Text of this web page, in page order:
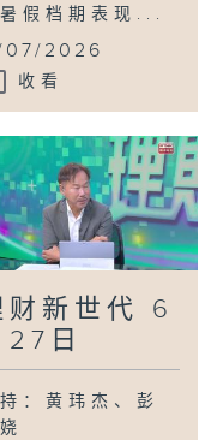
假档期表现...
07/2026
收看
财新世代 6
27日
：黄玮杰、彭